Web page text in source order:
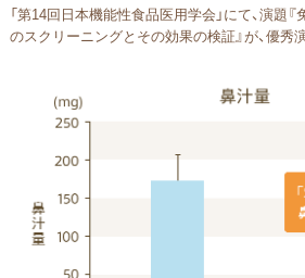
「第14回日本機能性食品医用学会」にて、演題
のスクリーニングとその効果の検証』が、優秀